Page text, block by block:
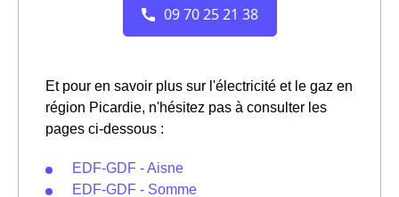
Et pour en savoir plus sur l'électricité et le gaz en
région Picardie, n'hésitez pas à consulter les
pages ci-dessous :
EDF-GDF - Aisne
EDF-GDF - Somme